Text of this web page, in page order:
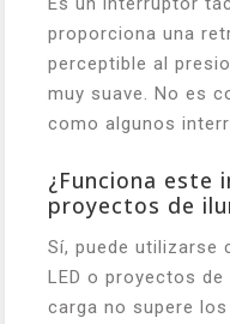
proporciona una
perceptible al
muy suave. No es
como algunos
¿Funciona este
proyectos de
Sí, puede utilizarse
LED o proyectos
carga no supere